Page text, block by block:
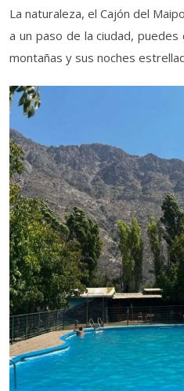
La naturaleza, el Cajón del
a un paso de la ciudad,
montañas y sus noches